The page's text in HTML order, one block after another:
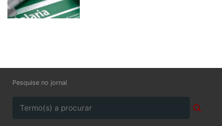
Pesquise no jornal